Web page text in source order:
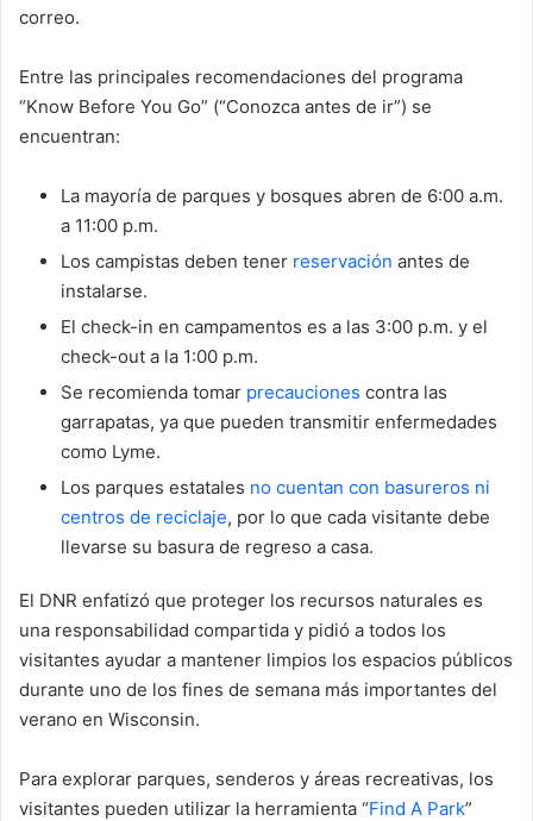
correo.
Entre las principales recomendaciones del programa
“Know Before You Go” (“Conozca antes de ir”) se
encuentran:
La mayoría de parques y bosques abren de 6:00 a.m.
a 11:00 p.m.
Los campistas deben tener reservación antes de
instalarse.
El check-in en campamentos es a las 3:00 p.m. y el
check-out a la 1:00 p.m.
Se recomienda tomar precauciones contra las
garrapatas, ya que pueden transmitir enfermedades
como Lyme.
Los parques estatales no cuentan con basureros ni
centros de reciclaje, por lo que cada visitante debe
llevarse su basura de regreso a casa.
El DNR enfatizó que proteger los recursos naturales es
una responsabilidad compartida y pidió a todos los
visitantes ayudar a mantener limpios los espacios públicos
durante uno de los fines de semana más importantes del
verano en Wisconsin.
Para explorar parques, senderos y áreas recreativas, los
visitantes pueden utilizar la herramienta “Find A Park”